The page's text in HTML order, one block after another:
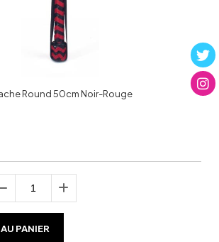
Round 50cm Noir-Rouge
PANIER